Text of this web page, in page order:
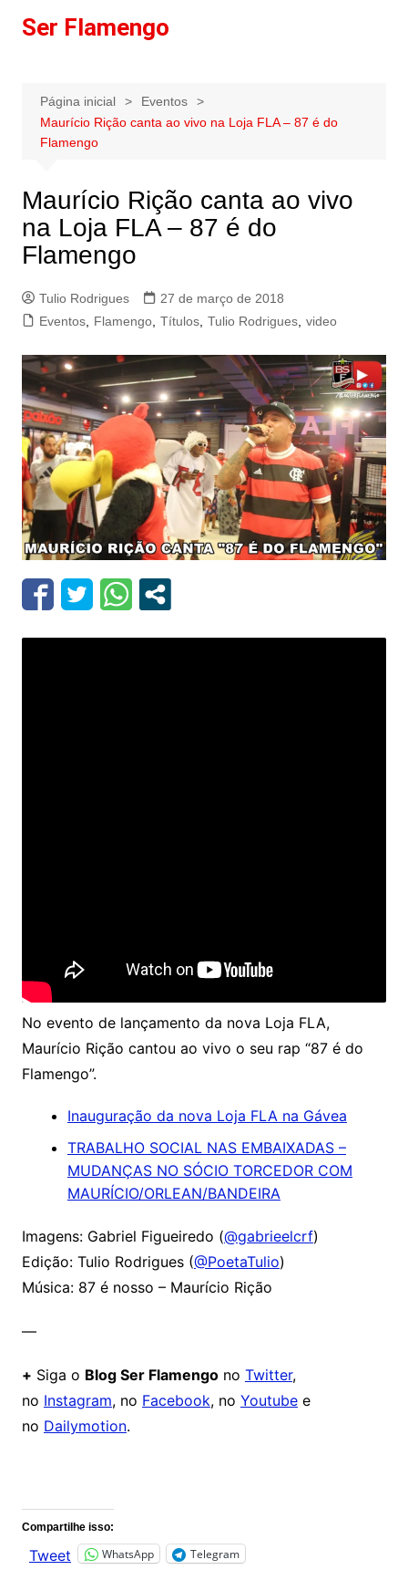
paraSer Flamengo
Página inicial
Eventos
Maurício Rição canta ao vivo na Loja FLA – 87 é do
Flamengo
Maurício Rição canta ao vivo
na Loja FLA – 87 é do
Flamengo
Tulio Rodrigues
27 de março de 2018
Eventos, Flamengo, Títulos, Tulio Rodrigues, video
No evento de lançamento da nova Loja FLA,
Maurício Rição cantou ao vivo o seu rap “87 é do
Flamengo”.
Inauguração da nova Loja FLA na Gávea
TRABALHO SOCIAL NAS EMBAIXADAS –
MUDANÇAS NO SÓCIO TORCEDOR COM
MAURÍCIO/ORLEAN/BANDEIRA
Imagens: Gabriel Figueiredo (@gabrieelcrf)
Edição: Tulio Rodrigues (@PoetaTulio)
Música: 87 é nosso – Maurício Rição
—
+ Siga o Blog Ser Flamengono Twitter,
no Instagram, no Facebook, no Youtubee
no Dailymotion.
Compartilhe isso:
Tweet WhatsApp Telegram